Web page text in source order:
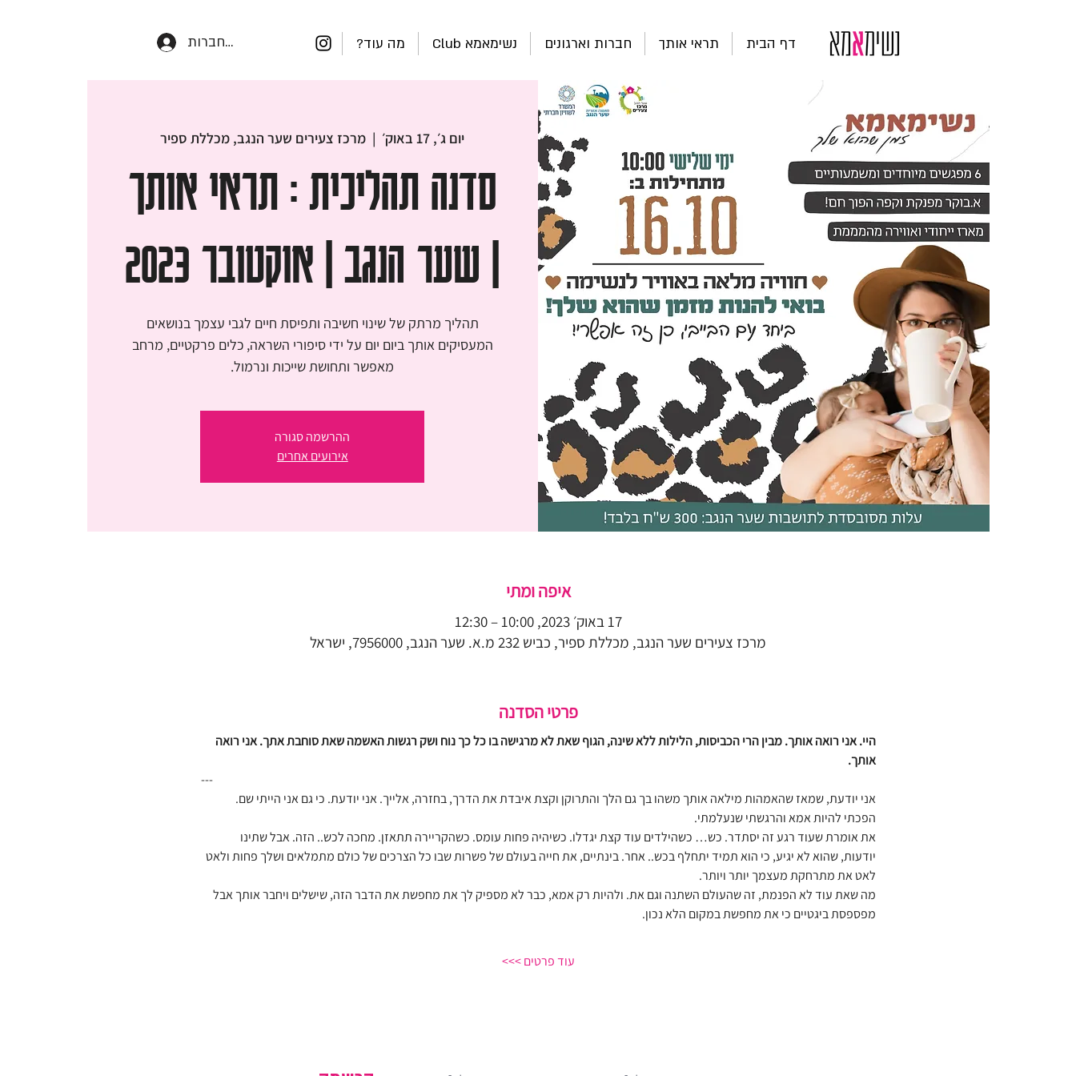
התחברות דף הבית תראי אותך חברות וארגונים נשימאמא Club מה עוד?
יום ג׳, 17 באוק׳
  |
מרכז צעירים שער הנגב, מכללת ספיר
סדנה תהליכית : תראי אותך
| שער הנגב | אוקטובר 2023
תהליך מרתק של שינוי חשיבה ותפיסת חיים לגבי עצמך בנושאים
המעסיקים אותך ביום יום על ידי סיפורי השראה, כלים פרקטיים, מרחב
מאפשר ותחושת שייכות ונרמול.
ההרשמה סגורה
אירועים אחרים
איפה ומתי
17 באוק׳ 2023, 10:00 – 12:30
מרכז צעירים שער הנגב, מכללת ספיר, כביש 232 מ.א. שער הנגב, 7956000, ישראל
פרטי הסדנה
היי. אני רואה אותך. מבין הרי הכביסות, הלילות ללא שינה, הגוף שאת לא מרגישה בו כל כך נוח ושק רגשות האשמה שאת סוחבת אתך. אני רואה
אותך.
---
אני יודעת, שמאז שהאמהות מילאה אותך משהו בך גם הלך והתרוקן וקצת איבדת את הדרך, בחזרה, אלייך. אני יודעת. כי גם אני הייתי שם.
הפכתי להיות אמא והרגשתי שנעלמתי.
את אומרת שעוד רגע זה יסתדר. כש… כשהילדים עוד קצת יגדלו. כשיהיה פחות עומס. כשהקריירה תתאזן. מחכה לכש.. הזה. אבל שתינו
יודעות, שהוא לא יגיע, כי הוא תמיד יתחלף בכש.. אחר. בינתיים, את חייה בעולם של פשרות שבו כל הצרכים של כולם מתמלאים ושלך פחות ולאט
לאט את מתרחקת מעצמך יותר ויותר.
מה שאת עוד לא הפנמת, זה שהעולם השתנה וגם את. ולהיות רק אמא, כבר לא מספיק לך את מחפשת את הדבר הזה, שישלים ויחבר אותך אבל
מפספסת ביגטיים כי את מחפשת במקום הלא נכון.
עוד פרטים >>>